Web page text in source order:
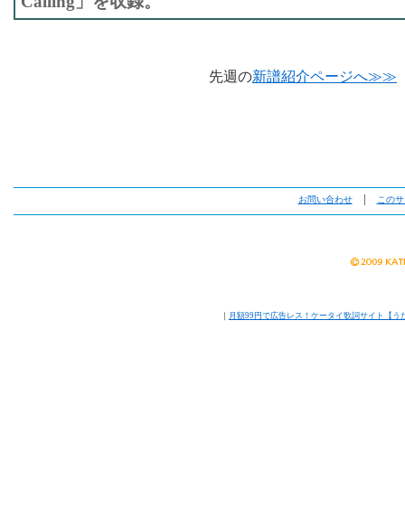
先週の新譜紹介ページへ≫≫
お問い合わせ│ この
｜ 月額99円で広告レス！ケータイ歌詞サイト【う